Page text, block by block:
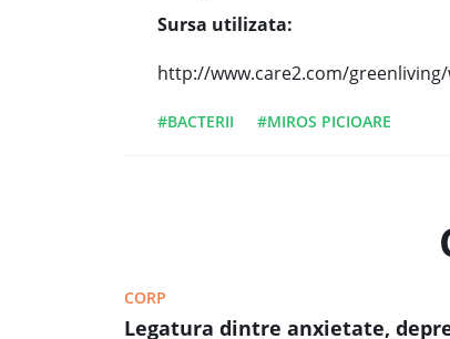
Sursa utilizata:
http://www.care2.com/
#BACTERII #MIROS PICIOARE
CORP
Legatura dintre anxietate,